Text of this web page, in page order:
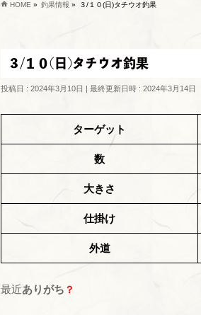
HOME » 釣果情報 » ３/１０(日)タチウオ釣果
３/１０(日)タチウオ釣果
投稿日 : 2024年3月10日 最終更新日時 : 2024年3月14日
ターゲット
数
大きさ
仕掛け
外道
最近ありがち ？